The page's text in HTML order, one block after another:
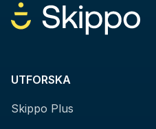
UTFORSKA
Skippo Plus